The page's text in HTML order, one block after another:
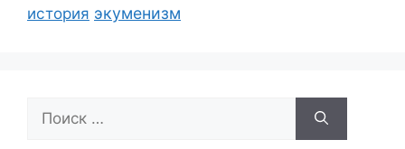
история экуменизм